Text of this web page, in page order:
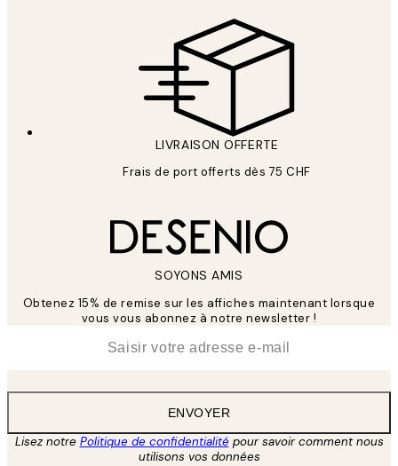
LIVRAISON OFFERTE
Frais de port offerts dès 75 CHF
SOYONS AMIS
Obtenez 15% de remise sur les affiches maintenant lorsque
vous vous abonnez à notre newsletter !
ENVOYER
Lisez notre Politique de confidentialitépour savoir comment nous
utilisons vos données